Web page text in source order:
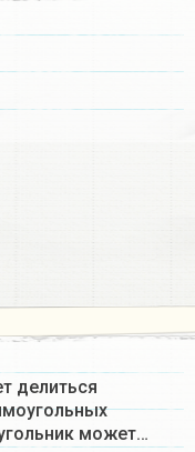
делиться
может…